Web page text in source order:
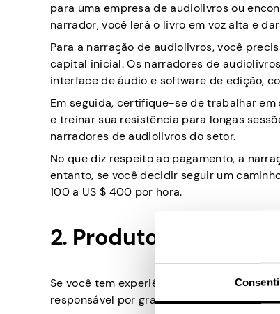
para uma empresa de audiolivros ou
narrador, você lerá o livro em voz alta e
Para a narração de audiolivros, você
capital inicial. Os narradores de
interface de áudio e software de edição,
Em seguida, certifique-se de trabalhar
e treinar sua resistência para longas
narradores de audiolivros do setor.
No que diz respeito ao pagamento, a
entanto, se você decidir seguir um
100 a US $ 400 por hora.
2. Produtor de áudio
Se você tem experiência em produção de
responsável por gravar, editar e